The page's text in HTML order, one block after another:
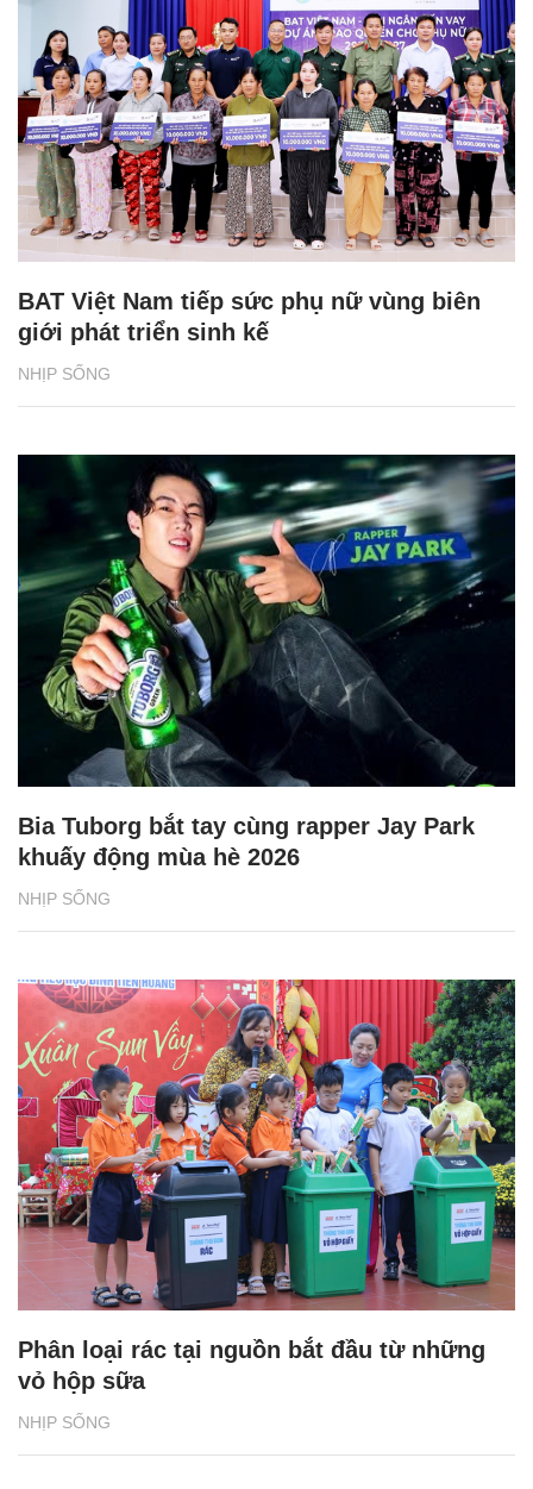
NHỊP SỐNG
BAT Việt Nam tiếp sức phụ nữ vùng biên
giới phát triển sinh kế
NHỊP SỐNG
Bia Tuborg bắt tay cùng rapper Jay Park
khuấy động mùa hè 2026
NHỊP SỐNG
Phân loại rác tại nguồn bắt đầu từ những
vỏ hộp sữa